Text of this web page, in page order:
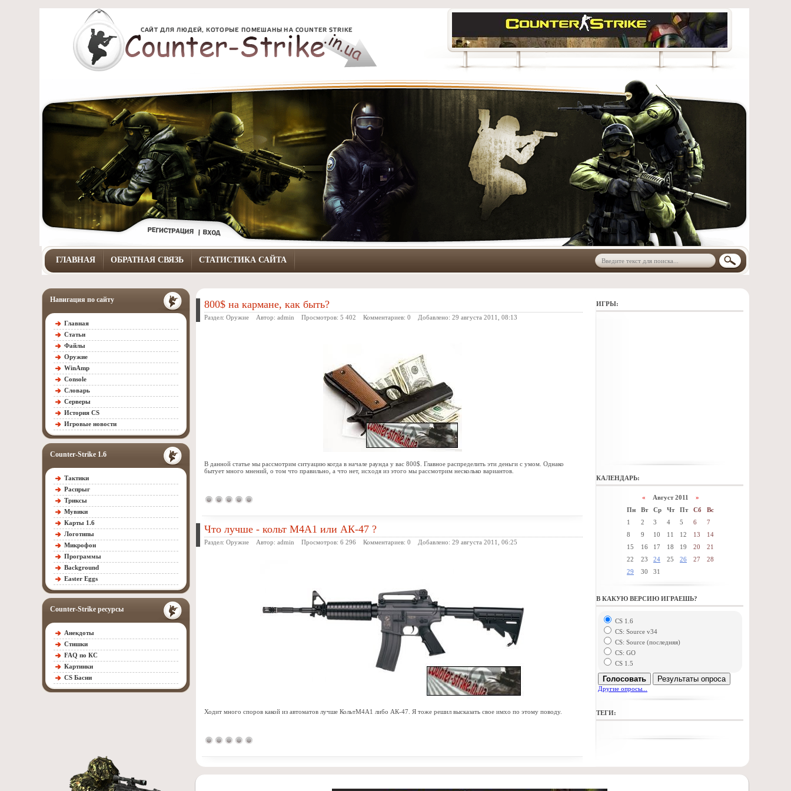
ГЛАВНАЯ ОБРАТНАЯ СВЯЗЬ СТАТИСТИКА САЙТА
Навигация по сайту
Главная
Статьи
Файлы
Оружие
WinAmp
Console
Словарь
Серверы
История CS
Игровые новости
Counter-Strike 1.6
Тактики
Распрыг
Триксы
Мувики
Карты 1.6
Логотипы
Микрофон
Программы
Background
Easter Eggs
Counter-Strike ресурсы
Анекдоты
Стишки
FAQ по КС
Картинки
CS Басни
ИГРЫ:
КАЛЕНДАРЬ:
« Август 2011 »
Пн
Вт Ср Чт Пт Сб
Вс
1
2 3 4 5 6
7
8
9 10 11 12 13
14
15
16 17 18 19 20
21
22
23 24 25 26 27
28
29
30 31
В КАКУЮ ВЕРСИЮ ИГРАЕШЬ?
CS 1.6
CS: Source v34
CS: Source (последняя)
CS: GO
CS 1.5
Голосовать Результаты опроса
Другие опросы...
ТЕГИ:
800$ на кармане, как быть?
Раздел: Оружие Автор: admin Просмотров: 5 402 Комментариев: 0 Добавлено: 29 августа 2011, 08:13
В данной статье мы рассмотрим ситуацию когда в начале раунда у вас 800$. Главное распределить эти деньги с умом. Однако
бытует много мнений, о том что правильно, а что нет, исходя из этого мы рассмотрим несколько вариантов.
Что лучше - кольт М4А1 или АК-47 ?
Раздел: Оружие Автор: admin Просмотров: 6 296 Комментариев: 0 Добавлено: 29 августа 2011, 06:25
Ходит много споров какой из автоматов лучше КольтМ4А1 либо АК-47. Я тоже решил высказать свое имхо по этому поводу.